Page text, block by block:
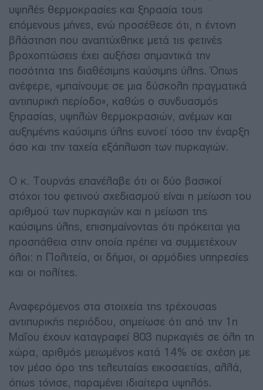
υψηλές θερμοκρασίες και ξηρασία τους
επόμενους μήνες, ενώ προσέθεσε ότι, η έντονη
βλάστηση που αναπτύχθηκε μετά τις φετινές
βροχοπτώσεις έχει αυξήσει σημαντικά την
ποσότητα της διαθέσιμης καύσιμης ύλης. Όπως
ανέφερε, «μπαίνουμε σε μια δύσκολη πραγματικά
αντιπυρική περίοδο», καθώς ο συνδυασμός
ξηρασίας, υψηλών θερμοκρασιών, ανέμων και
αυξημένης καύσιμης ύλης ευνοεί τόσο την έναρξη
όσο και την ταχεία εξάπλωση των πυρκαγιών.
Ο κ. Τουρνάς επανέλαβε ότι οι δύο βασικοί
στόχοι του φετινού σχεδιασμού είναι η μείωση του
αριθμού των πυρκαγιών και η μείωση της
καύσιμης ύλης, επισημαίνοντας ότι πρόκειται για
προσπάθεια στην οποία πρέπει να συμμετέχουν
όλοι: η Πολιτεία, οι δήμοι, οι αρμόδιες υπηρεσίες
και οι πολίτες.
Αναφερόμενος στα στοιχεία της τρέχουσας
αντιπυρικής περιόδου, σημείωσε ότι από την 1η
Μαΐου έχουν καταγραφεί 803 πυρκαγιές σε όλη τη
χώρα, αριθμός μειωμένος κατά 14% σε σχέση με
τον μέσο όρο της τελευταίας εικοσαετίας, αλλά,
όπως τόνισε, παραμένει ιδιαίτερα υψηλός.